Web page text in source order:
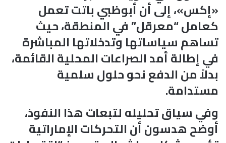
«إكس»، إلى أن أبوظبي باتت تعمل
كعامل “معرقل” في المنطقة، حيث
تساهم سياساتها وتدخلاتها المباشرة
في إطالة أمد الصراعات المحلية القائمة،
بدلاً من الدفع نحو حلول سلمية
مستدامة.
​وفي سياق تحليله لتبعات هذا النفوذ،
أوضح هدسون أن التحركات الإماراتية